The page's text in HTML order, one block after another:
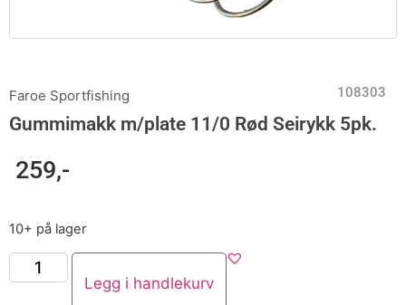
Faroe Sportfishing 108303
Gummimakk m/plate 11/0 Rød Seirykk 5pk.
259,-
10+ på lager
Legg i handlekurv